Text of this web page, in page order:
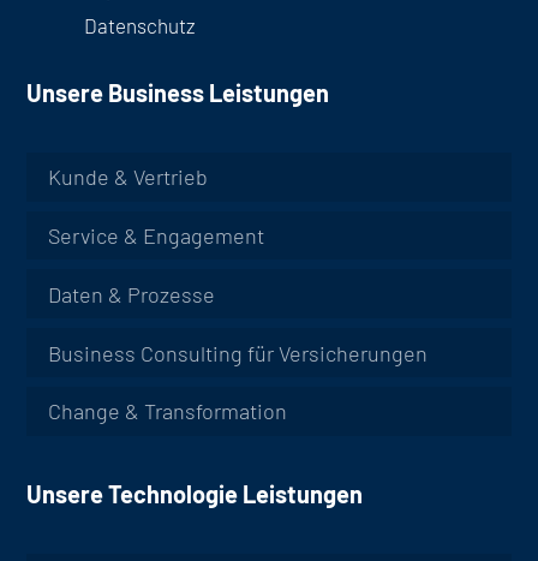
Datenschutz
Unsere Business Leistungen
Kunde & Vertrieb
Service & Engagement
Daten & Prozesse
Business Consulting für Versicherungen
Change & Transformation
Unsere Technologie Leistungen